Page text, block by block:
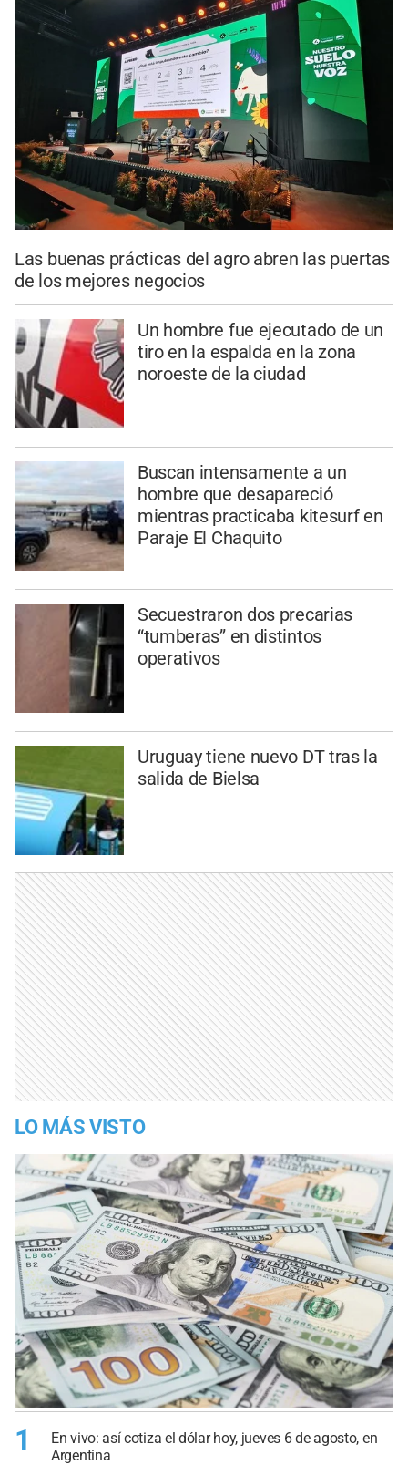
Las buenas prácticas del agro abren las puertas
de los mejores negocios
Un hombre fue ejecutado de un
tiro en la espalda en la zona
noroeste de la ciudad
Buscan intensamente a un
hombre que desapareció
mientras practicaba kitesurf en
Paraje El Chaquito
Secuestraron dos precarias
“tumberas” en distintos
operativos
Uruguay tiene nuevo DT tras la
salida de Bielsa
LO MÁS VISTO
1
En vivo: así cotiza el dólar hoy, jueves 6 de agosto, en
Argentina